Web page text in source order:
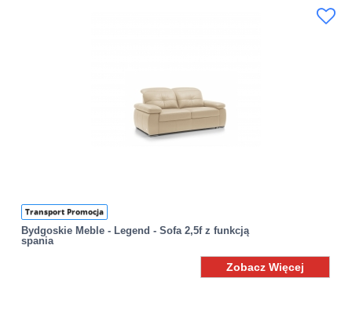
Transport Promocja
Bydgoskie Meble - Legend - Sofa 2,5f z funkcją
spania
Zobacz Więcej